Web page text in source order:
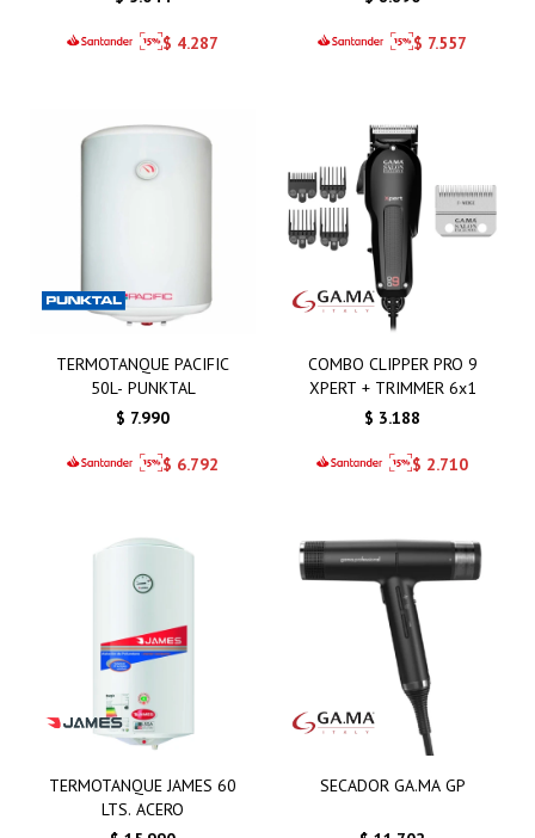
$ 4.287 $ 7.557
TERMOTANQUE PACIFIC
50L- PUNKTAL
$ 7.990
$ 6.792
COMBO CLIPPER PRO 9
XPERT + TRIMMER 6x1
$ 3.188
$ 2.710
TERMOTANQUE JAMES 60
LTS. ACERO
SECADOR GA.MA GP